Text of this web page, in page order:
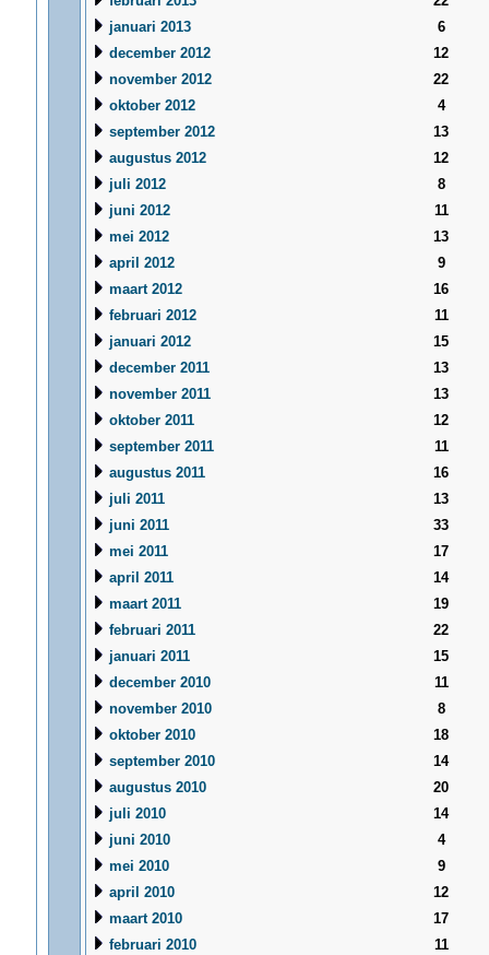
januari 2013
6
december 2012
12
november 2012
22
oktober 2012
4
september 2012
13
augustus 2012
12
juli 2012
8
juni 2012
11
mei 2012
13
april 2012
9
maart 2012
16
februari 2012
11
januari 2012
15
december 2011
13
november 2011
13
oktober 2011
12
september 2011
11
augustus 2011
16
juli 2011
13
juni 2011
33
mei 2011
17
april 2011
14
maart 2011
19
februari 2011
22
januari 2011
15
december 2010
11
november 2010
8
oktober 2010
18
september 2010
14
augustus 2010
20
juli 2010
14
juni 2010
4
mei 2010
9
april 2010
12
maart 2010
17
februari 2010
11